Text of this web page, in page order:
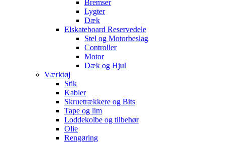
Bremser
Lygter
Dæk
Elskateboard Reservedele
Stel og Motorbeslag
Controller
Motor
Dæk og Hjul
Værktøj
Stik
Kabler
Skruetrækkere og Bits
Tape og lim
Loddekolbe og tilbehør
Olie
Rengøring